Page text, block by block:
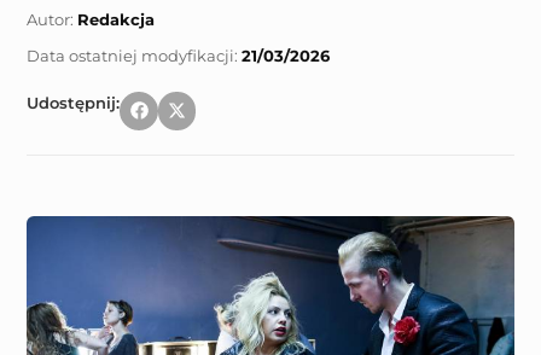
Autor: Redakcja
21/03/2026
Udostępnij: